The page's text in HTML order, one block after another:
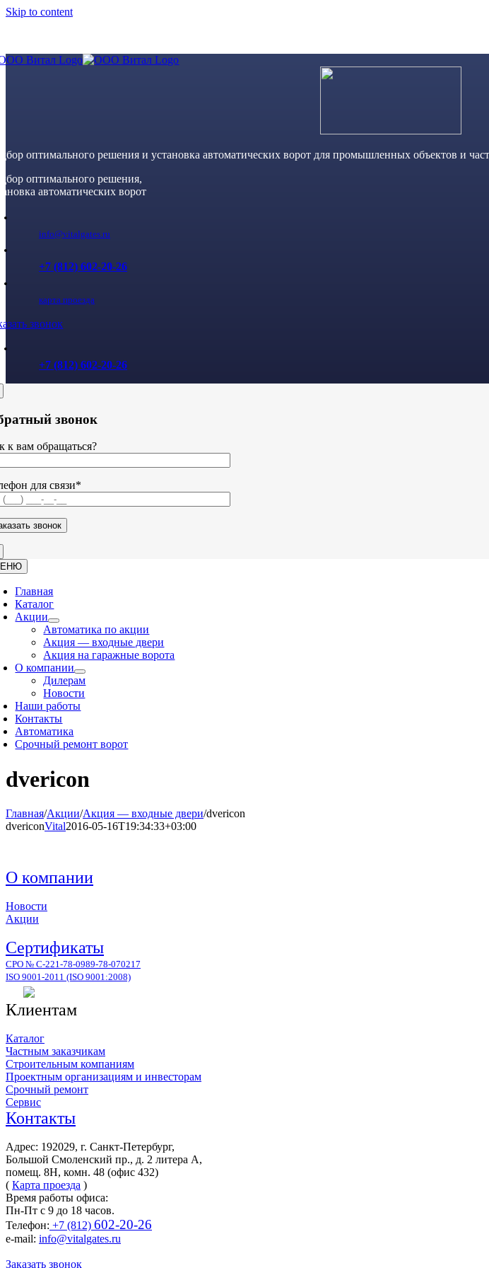
Skip to content
оптимального решения и установка автоматических ворот для промышленных объектов и
оптимального решения,
автоматических ворот
info@vitalgates.ru
+7 (812) 602-20-26
карта проезда
звонок
+7 (812) 602-20-26
звонок
к вам обращаться?
для связи*
Главная
Каталог
Акции
Автоматика по акции
Акция — входные двери
Акция на гаражные ворота
О компании
Дилерам
Новости
Наши работы
Контакты
Автоматика
Срочный ремонт ворот
dvericon
Главная/Акции/Акция — входные двери/dvericon
dvericonVital2016-05-16T19:34:33+03:00
О компании
Новости
Акции
Сертификаты
СРО № С-221-78-0989-78-070217
ISO 9001-2011 (ISO 9001:2008)
Клиентам
Каталог
Частным заказчикам
Строительным компаниям
Проектным организациям и инвесторам
Срочный ремонт
Сервис
Контакты
Адрес: 192029, г. Санкт-Петербург,
Большой Смоленский пр., д. 2 литера А,
помещ. 8Н, комн. 48 (офис 432)
( Карта проезда )
Время работы офиса:
Пн-Пт с 9 до 18 часов.
Телефон: +7 (812) 602-20-26
e-mail: info@vitalgates.ru
Заказать звонок